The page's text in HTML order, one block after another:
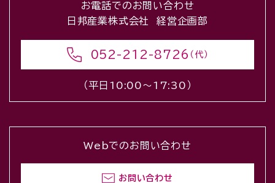
お電話でのお問い合わせ
日邦産業株式会社 経営企画部
052-212-8726 （代）
（平日10:00〜17:30）
Webでのお問い合わせ
お問い合わせ